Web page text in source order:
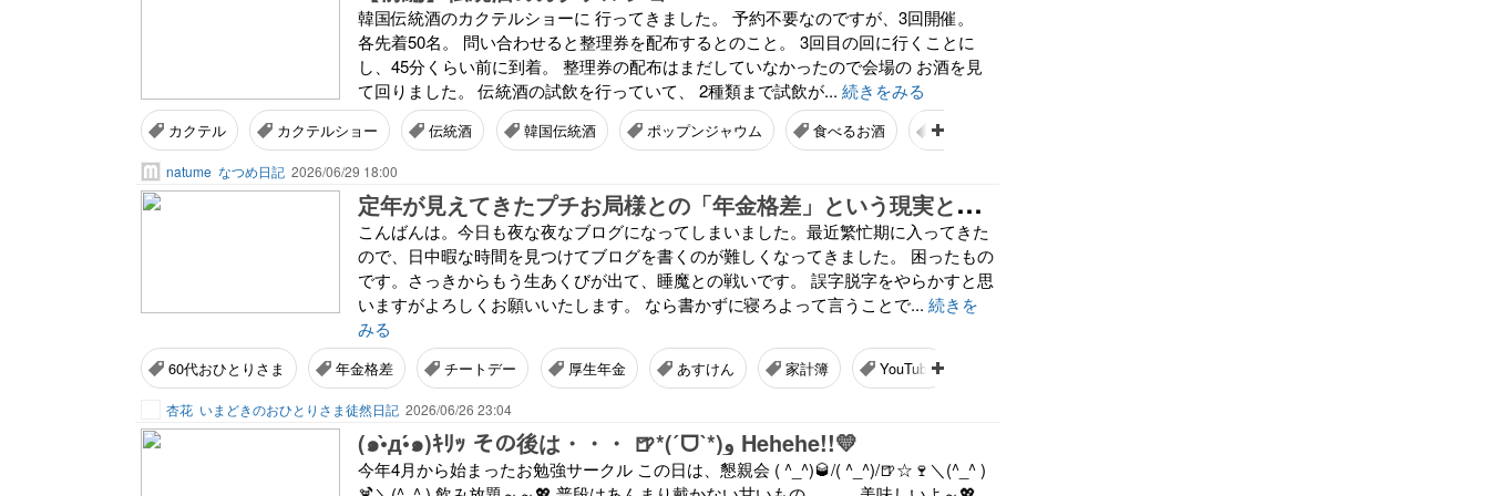
韓国伝統酒のカクテルショーに 行ってきました。 予約不要なのですが、3回開催。
各先着50名。 問い合わせると整理券を配布するとのこと。 3回目の回に行くことに
し、45分くらい前に到着。 整理券の配布はまだしていなかったので会場の お酒を見
て回りました。 伝統酒の試飲を行っていて、 2種類まで試飲が... 続きをみる
カクテル カクテルショー 伝統酒 韓国伝統酒 ポップンジャウム 食べるお酒 梨花酒
natume なつめ日記 2026/06/29 18:00
定
年が見えてきたプチお局様との「年金格差」という現実と給料日の背徳「チートデー」を楽しむワタクシ。
こんばんは。今日も夜な夜なブログになってしまいました。最近繁忙期に入ってきた
ので、日中暇な時間を見つけてブログを書くのが難しくなってきました。 困ったもの
です。さっきからもう生あくびが出て、睡魔との戦いです。 誤字脱字をやらかすと思
いますがよろしくお願いいたします。 なら書かずに寝ろよって言うことで... 続きを
みる
60代おひとりさま 年金格差 チートデー 厚生年金 あすけん 家計簿 YouTube
杏花 いまどきのおひとりさま徒然日記 2026/06/26 23:04
(๑•̀д•́๑)ｷﾘｯ その後は・・・ 🍺*(ˊᗜˋ*)و Hehehe!!💛
今年4月から始まったお勉強サークル この日は、懇親会 ( ^_^)🥃/( ^_^)/🍺☆🍷＼(^_^ )